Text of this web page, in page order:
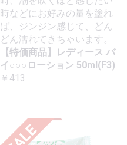
時などにお好みの量を塗れ
ば、ジンジン感じて、どん
どん濡れてきちゃいます。
【特価商品】レディース バ
イ○○○ローション 50ml(F3)
￥413